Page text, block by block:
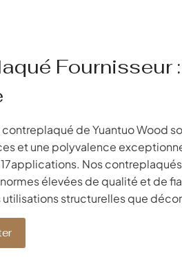
Fournisseur
de Yuantuo Wood
et une polyvalence
Nos
élevées de qualité et de
utilisations structurelles que